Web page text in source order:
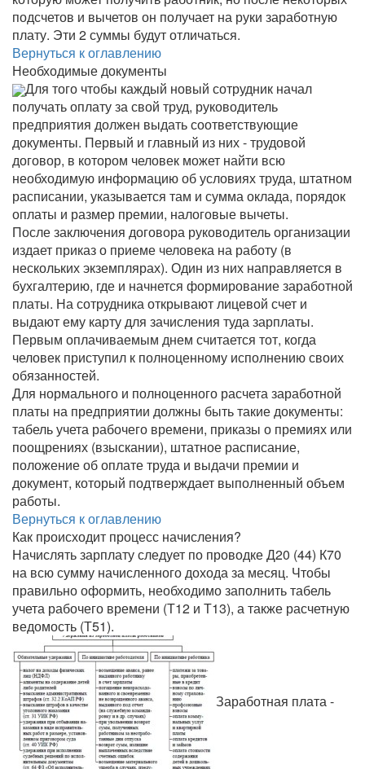
подсчетов и вычетов он получает на руки заработную
плату. Эти 2 суммы будут отличаться.
Вернуться к оглавлению
Необходимые документы
Для того чтобы каждый новый сотрудник начал
получать оплату за свой труд, руководитель
предприятия должен выдать соответствующие
документы. Первый и главный из них - трудовой
договор, в котором человек может найти всю
необходимую информацию об условиях труда, штатном
расписании, указывается там и сумма оклада, порядок
оплаты и размер премии, налоговые вычеты.
После заключения договора руководитель организации
издает приказ о приеме человека на работу (в
нескольких экземплярах). Один из них направляется в
бухгалтерию, где и начнется формирование заработной
платы. На сотрудника открывают лицевой счет и
выдают ему карту для зачисления туда зарплаты.
Первым оплачиваемым днем считается тот, когда
человек приступил к полноценному исполнению своих
обязанностей.
Для нормального и полноценного расчета заработной
платы на предприятии должны быть такие документы:
табель учета рабочего времени, приказы о премиях или
поощрениях (взыскании), штатное расписание,
положение об оплате труда и выдачи премии и
документ, который подтверждает выполненный объем
работы.
Вернуться к оглавлению
Как происходит процесс начисления?
Начислять зарплату следует по проводке Д20 (44) К70
на всю сумму начисленного дохода за месяц. Чтобы
правильно оформить, необходимо заполнить табель
учета рабочего времени (Т12 и Т13), а также расчетную
ведомость (Т51).
Заработная плата -